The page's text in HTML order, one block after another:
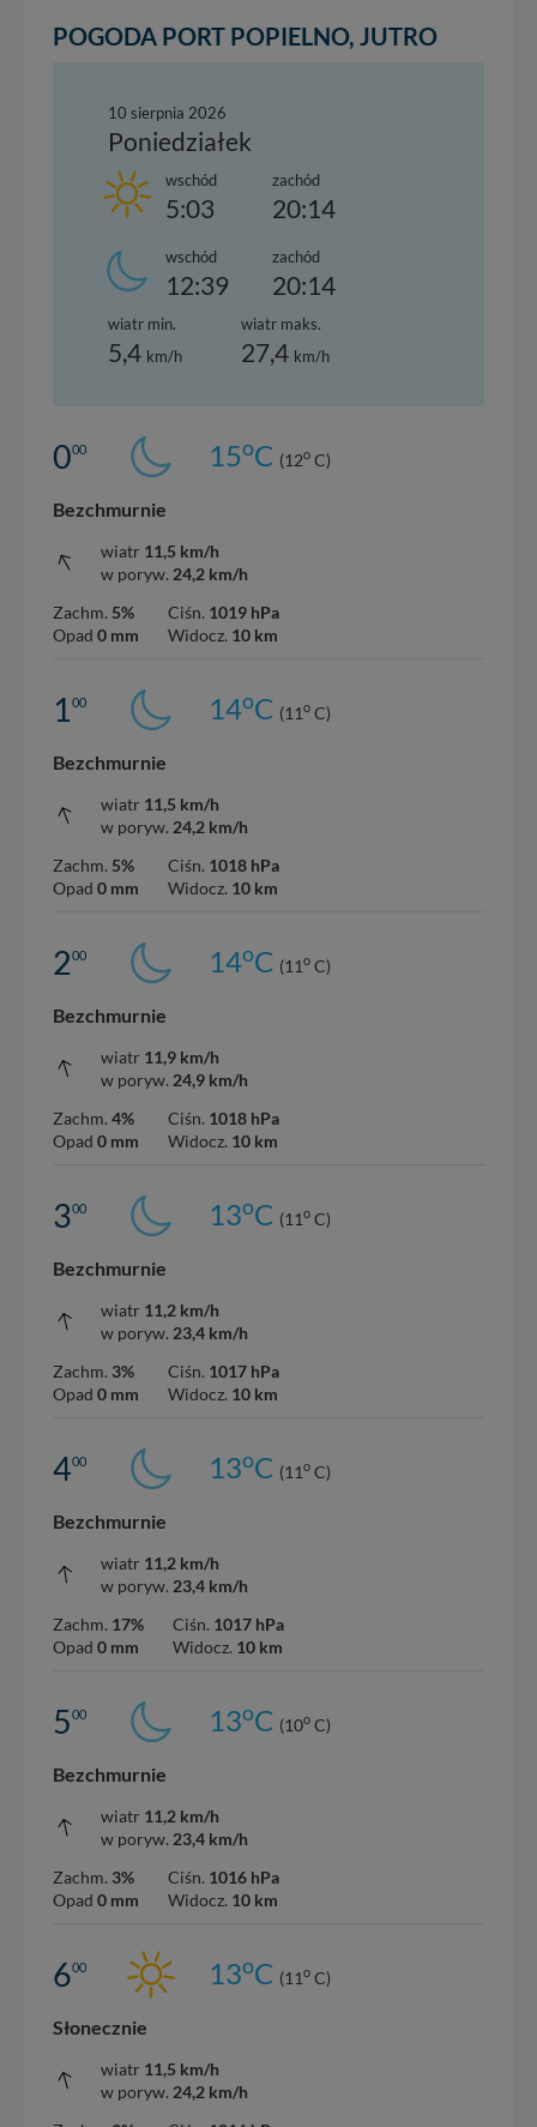
POGODA PORT POPIELNO, JUTRO
10 sierpnia 2026
Poniedziałek
wschód
5:03
zachód
20:14
wschód
12:39
zachód
20:14
wiatr min.
5,4 km/h
wiatr maks.
27,4 km/h
000 15oC (12o C)
Bezchmurnie
wiatr 11,5 km/h
w poryw. 24,2 km/h
Zachm. 5%
Opad 0 mm
Ciśn. 1019 hPa
Widocz. 10 km
100 14oC (11o C)
Bezchmurnie
wiatr 11,5 km/h
w poryw. 24,2 km/h
Zachm. 5%
Opad 0 mm
Ciśn. 1018 hPa
Widocz. 10 km
200 14oC (11o C)
Bezchmurnie
wiatr 11,9 km/h
w poryw. 24,9 km/h
Zachm. 4%
Opad 0 mm
Ciśn. 1018 hPa
Widocz. 10 km
300 13oC (11o C)
Bezchmurnie
wiatr 11,2 km/h
w poryw. 23,4 km/h
Zachm. 3%
Opad 0 mm
Ciśn. 1017 hPa
Widocz. 10 km
400 13oC (11o C)
Bezchmurnie
wiatr 11,2 km/h
w poryw. 23,4 km/h
Zachm. 17%
Opad 0 mm
Ciśn. 1017 hPa
Widocz. 10 km
500 13oC (10o C)
Bezchmurnie
wiatr 11,2 km/h
w poryw. 23,4 km/h
Zachm. 3%
Opad 0 mm
Ciśn. 1016 hPa
Widocz. 10 km
600 13oC (11o C)
Słonecznie
wiatr 11,5 km/h
w poryw. 24,2 km/h